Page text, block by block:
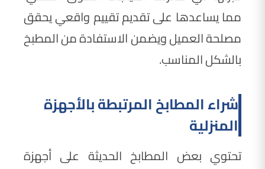
مما يساعدها على تقديم تقييم واقعي يحقق
مصلحة العميل ويضمن الاستفادة من المطبخ
بالشكل المناسب.
شراء المطابخ المرتبطة بالأجهزة
المنزلية
تحتوي بعض المطابخ الحديثة على أجهزة